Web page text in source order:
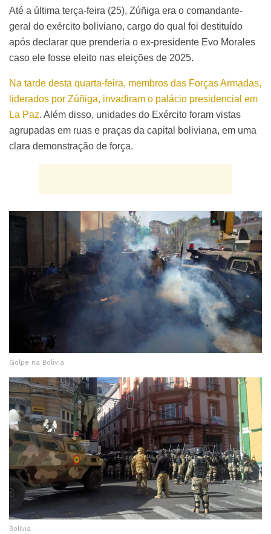
Até a última terça-feira (25), Zúñiga era o comandante-
geral do exército boliviano, cargo do qual foi destituído
após declarar que prenderia o ex-presidente Evo Morales
caso ele fosse eleito nas eleições de 2025.
Na tarde desta quarta-feira, membros das Forças Armadas,
liderados por Zúñiga, invadiram o palácio presidencial em
La Paz. Além disso, unidades do Exército foram vistas
agrupadas em ruas e praças da capital boliviana, em uma
clara demonstração de força.
Golpe na Bolivia
Bolívia